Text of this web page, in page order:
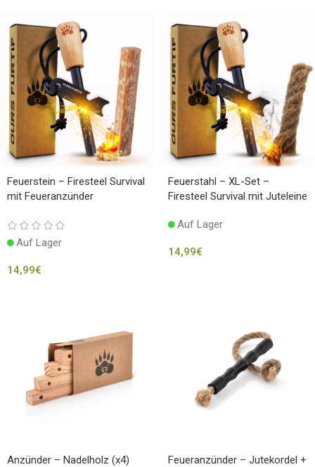
Feuerstein – Firesteel Survival
mit Feueranzünder
Auf Lager
14,99€
Feuerstahl – XL-Set –
Firesteel Survival mit Juteleine
Auf Lager
14,99€
Anzünder – Nadelholz (x4)
Feueranzünder – Jutekordel +